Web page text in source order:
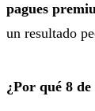
pagues
un resultado
¿Por qué 8